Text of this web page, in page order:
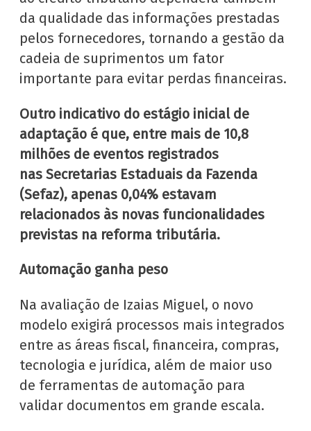
da qualidade das informações prestadas
pelos fornecedores, tornando a gestão da
cadeia de suprimentos um fator
importante para evitar perdas financeiras.
Outro indicativo do estágio inicial de
adaptação é que, entre mais de 10,8
milhões de eventos registrados
nas Secretarias Estaduais da Fazenda
(Sefaz), apenas 0,04% estavam
relacionados às novas funcionalidades
previstas na reforma tributária.
Automação ganha peso
Na avaliação de Izaias Miguel, o novo
modelo exigirá processos mais integrados
entre as áreas fiscal, financeira, compras,
tecnologia e jurídica, além de maior uso
de ferramentas de automação para
validar documentos em grande escala.